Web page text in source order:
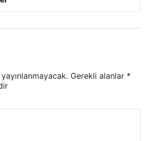
Gerekli alanlar *